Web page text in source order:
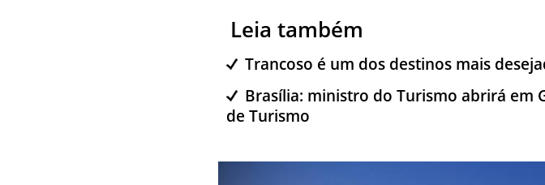
Leia também
Trancoso é um dos destinos mais
Brasília: ministro do Turismo abrirá em
de Turismo